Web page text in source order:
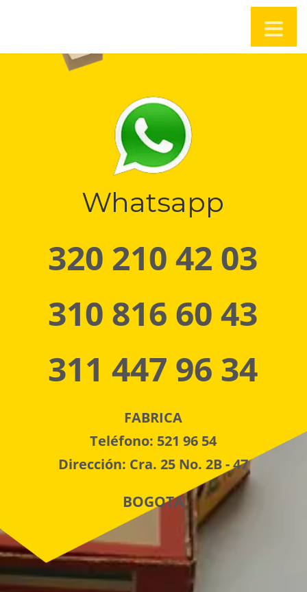
Whatsapp
320 210 42 03
310 816 60 43
311 447 96 34
FABRICA
Teléfono: 521 96 54
Dirección: Cra. 25 No. 2B - 47
BOGOTA